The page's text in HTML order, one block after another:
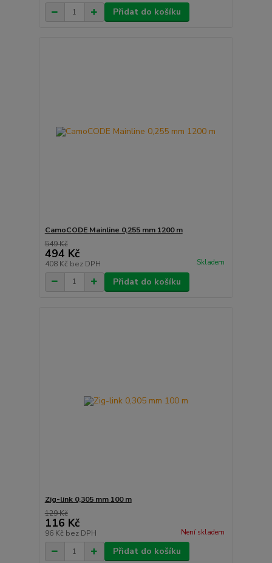
Přidat do košíku
CamoCODE Mainline 0,255 mm 1200 m
549 Kč
494 Kč
408 Kč bez DPH Skladem
Přidat do košíku
Zig-link 0,305 mm 100 m
129 Kč
116 Kč
96 Kč bez DPH Není skladem
Přidat do košíku